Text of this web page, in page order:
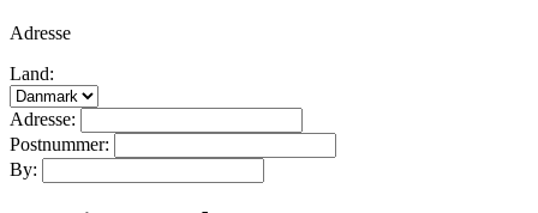
Adresse
Land:
Adresse:
Postnummer:
By: